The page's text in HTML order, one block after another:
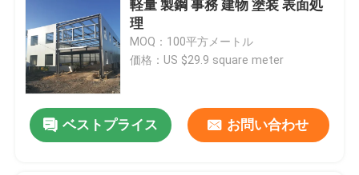
鋼製のプリファブリックハウス
鉄鋼構造材料
卵の層の鶏のおり
軽量 製鋼 事務 建物 塗装 表面処
理
MOQ：100平方メートル
価格：US $29.9 square meter
ベストプライス お問い合わせ